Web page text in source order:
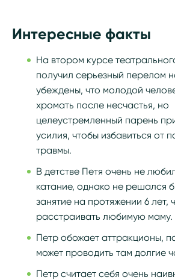
Интересные факты
На втором курсе
получил серьезный перелом
убеждены, что молодой
хромать после несчастья, но
целеустремленный парень
усилия, чтобы избавиться от
травмы.
В детстве Петя очень не
катание, однако не решался
занятие на протяжении 6 лет,
расстраивать любимую маму.
Петр обожает аттракционы,
может проводить там долгие
Петр считает себя очень